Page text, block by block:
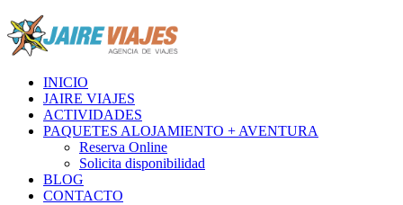
INICIO
JAIRE VIAJES
ACTIVIDADES
PAQUETES ALOJAMIENTO + AVENTURA
Reserva Online
Solicita disponibilidad
BLOG
CONTACTO